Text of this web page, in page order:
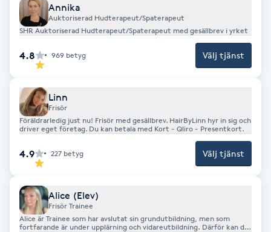
Fransförlängning Megavolym
Fransförlängning Volym
Fransrengöring
Frekvensterapi
Friskvård
Friskvårdsmassage
Annika
Auktoriserad Hudterapeut/Spaterapeut
SHR Auktoriserad Hudterapeut/Spaterapeut med gesällbrev i yrket
4.8 969 betyg Välj tjänst
Linn
Frisör
Föräldrarledig just nu! Frisör med gesällbrev. HairByLinn hyr in sig och
driver eget företag. Du kan betala med Kort - Qliro - Presentkort.
4.9 227 betyg Välj tjänst
Alice (Elev)
Frisör Trainee
Alice är Trainee som har avslutat sin grundutbildning, men som
fortfarande är under upplärning och vidareutbildning. Därför kan du